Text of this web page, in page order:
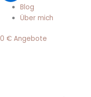
Blog
Über mich
0 € Angebote